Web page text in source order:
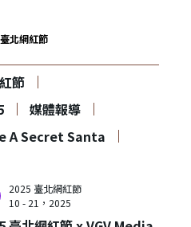
北網紅節
節
媒體報導
A Secret Santa
2025 臺北網紅節
10 - 21，2025